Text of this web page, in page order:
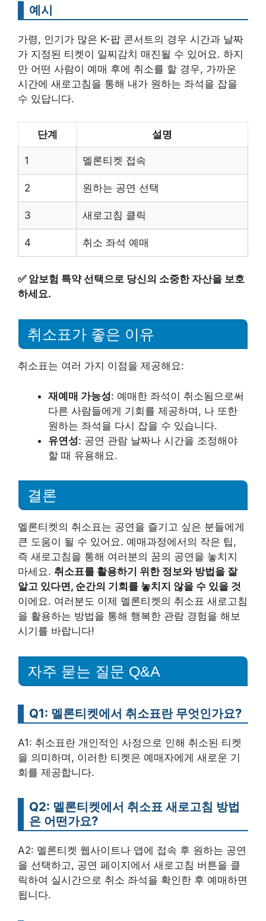
예시
가령, 인기가 많은 K-팝 콘서트의 경우 시간과 날짜
가 지정된 티켓이 일찌감치 매진될 수 있어요. 하지
만 어떤 사람이 예매 후에 취소를 할 경우, 가까운
시간에 새로고침을 통해 내가 원하는 좌석을 잡을
수 있답니다.
단계 설명
1 멜론티켓 접속
2 원하는 공연 선택
3 새로고침 클릭
4 취소 좌석 예매
✅ 암보험 특약 선택으로 당신의 소중한 자산을 보호
하세요.
취소표가 좋은 이유
취소표는 여러 가지 이점을 제공해요:
재예매 가능성: 예매한 좌석이 취소됨으로써
다른 사람들에게 기회를 제공하며, 나 또한
원하는 좌석을 다시 잡을 수 있습니다.
유연성: 공연 관람 날짜나 시간을 조정해야
할 때 유용해요.
결론
멜론티켓의 취소표는 공연을 즐기고 싶은 분들에게
큰 도움이 될 수 있어요. 예매과정에서의 작은 팁,
즉 새로고침을 통해 여러분의 꿈의 공연을 놓치지
마세요. 취소표를 활용하기 위한 정보와 방법을 잘
알고 있다면, 순간의 기회를 놓치지 않을 수 있을 것
이에요. 여러분도 이제 멜론티켓의 취소표 새로고침
을 활용하는 방법을 통해 행복한 관람 경험을 해보
시기를 바랍니다!
자주 묻는 질문 Q&A
Q1: 멜론티켓에서 취소표란 무엇인가요?
A1: 취소표란 개인적인 사정으로 인해 취소된 티켓
을 의미하며, 이러한 티켓은 예매자에게 새로운 기
회를 제공합니다.
Q2: 멜론티켓에서 취소표 새로고침 방법
은 어떤가요?
A2: 멜론티켓 웹사이트나 앱에 접속 후 원하는 공연
을 선택하고, 공연 페이지에서 새로고침 버튼을 클
릭하여 실시간으로 취소 좌석을 확인한 후 예매하면
됩니다.